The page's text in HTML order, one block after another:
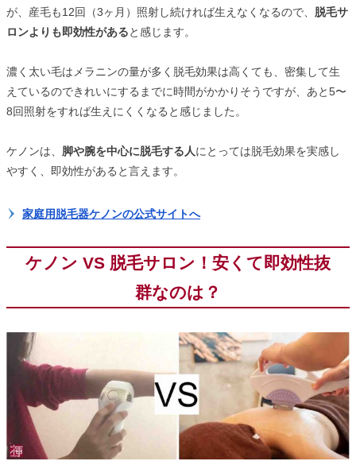
が、産毛も12回（3ヶ月）照射し続ければ生えなくなるので、 脱毛サ
ロンよりも即効性があると感じます。
濃く太い毛はメラニンの量が多く脱毛効果は高くても、密集して生
えているのできれいにするまでに時間がかかりそうですが、あと5〜
8回照射をすれば生えにくくなると感じました。
ケノンは、 脚や腕を中心に脱毛する人にとっては脱毛効果を実感し
やすく、即効性があると言えます。
家庭用脱毛器ケノンの公式サイトへ
ケノン VS 脱毛サロン！安くて即効性抜
群なのは？